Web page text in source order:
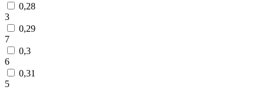
0,28
3
0,29
7
0,3
6
0,31
5